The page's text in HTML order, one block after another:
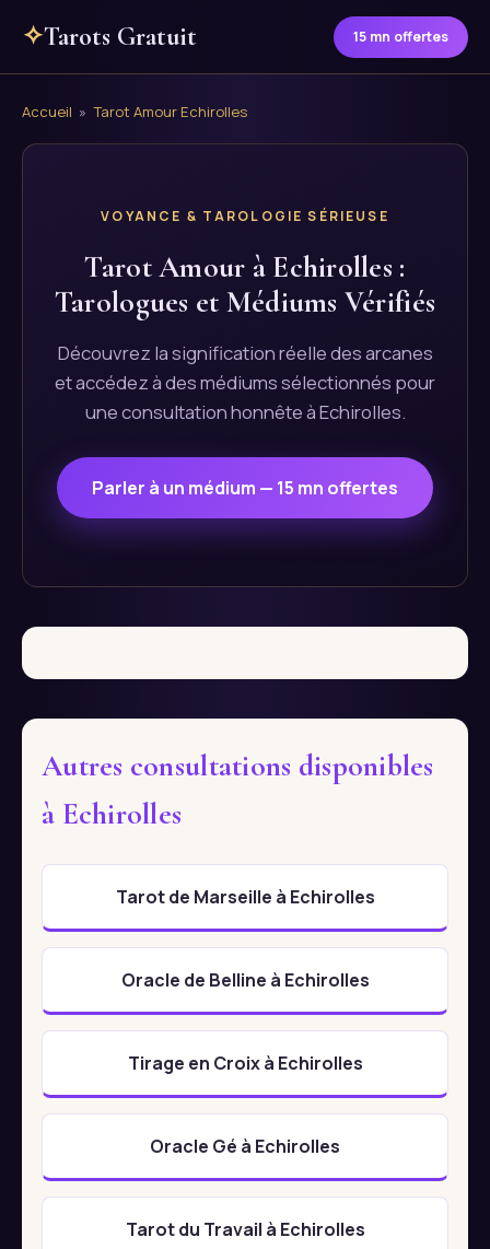
✧Tarots Gratuit 15 mn offertes
Accueil » Tarot Amour Echirolles
VOYANCE & TAROLOGIE SÉRIEUSE
Tarot Amour à Echirolles :
Tarologues et Médiums Vérifiés
Découvrez la signification réelle des arcanes
et accédez à des médiums sélectionnés pour
une consultation honnête à Echirolles.
Parler à un médium — 15 mn offertes
Autres consultations disponibles
à Echirolles
Tarot de Marseille à Echirolles
Oracle de Belline à Echirolles
Tirage en Croix à Echirolles
Oracle Gé à Echirolles
Tarot du Travail à Echirolles